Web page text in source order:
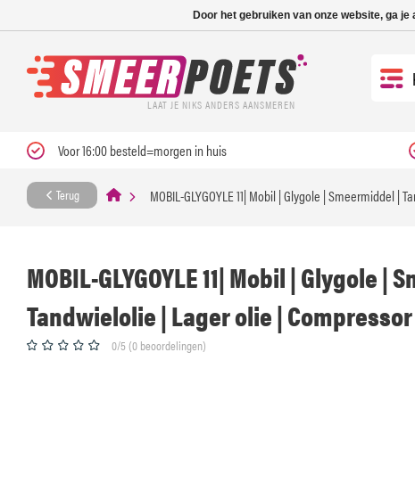
Nieuwe levertijd: 1
LAAT JE NIKS ANDERS AANSMEREN
Voor 16:00 besteld=morgen in huis
Terug MOBIL-GLYGOYLE 11| Mobil | Glygole | Smeermiddel
MOBIL-GLYGOYLE 11| Mobil | Glygole |
Tandwielolie | Lager olie |
0/5 (0 beoordelingen)
Door het gebruiken van onze website, ga